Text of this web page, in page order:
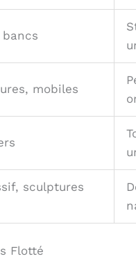
mobiles
sculptures
Flotté